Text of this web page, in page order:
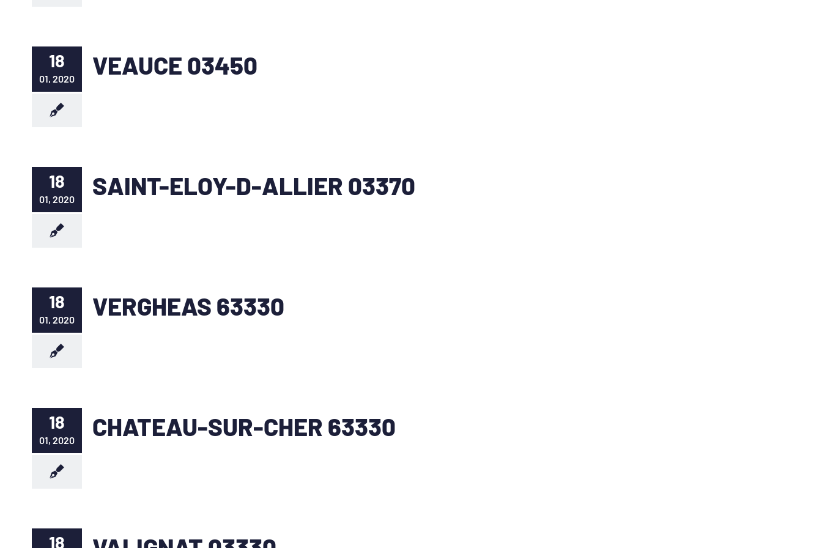
18
01, 2020 VEAUCE 03450
18
01, 2020 SAINT-ELOY-D-ALLIER 03370
18
01, 2020 VERGHEAS 63330
18
01, 2020 CHATEAU-SUR-CHER 63330
18